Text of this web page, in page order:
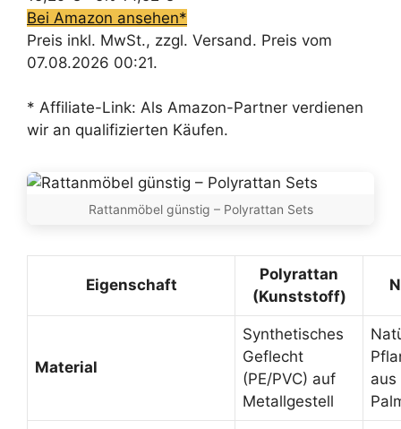
Bei Amazon ansehen*
Preis inkl. MwSt., zzgl. Versand. Preis vom
07.08.2026 00:21.
* Affiliate-Link: Als Amazon-Partner verdienen
wir an qualifizierten Käufen.
Rattanmöbel günstig – Polyrattan Sets
Eigenschaft
Polyrattan
(Kunststoff)
Material
Synthetisches
Geflecht
(PE/PVC) auf
Metallgestell
aus